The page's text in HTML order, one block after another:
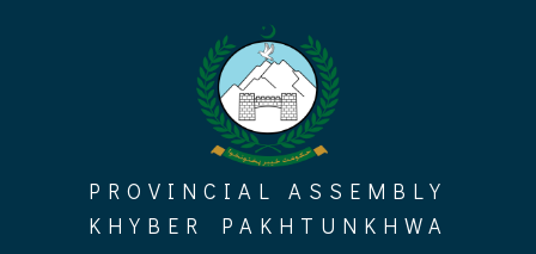
PROVINCIAL ASSEMBLY
KHYBER PAKHTUNKHWA